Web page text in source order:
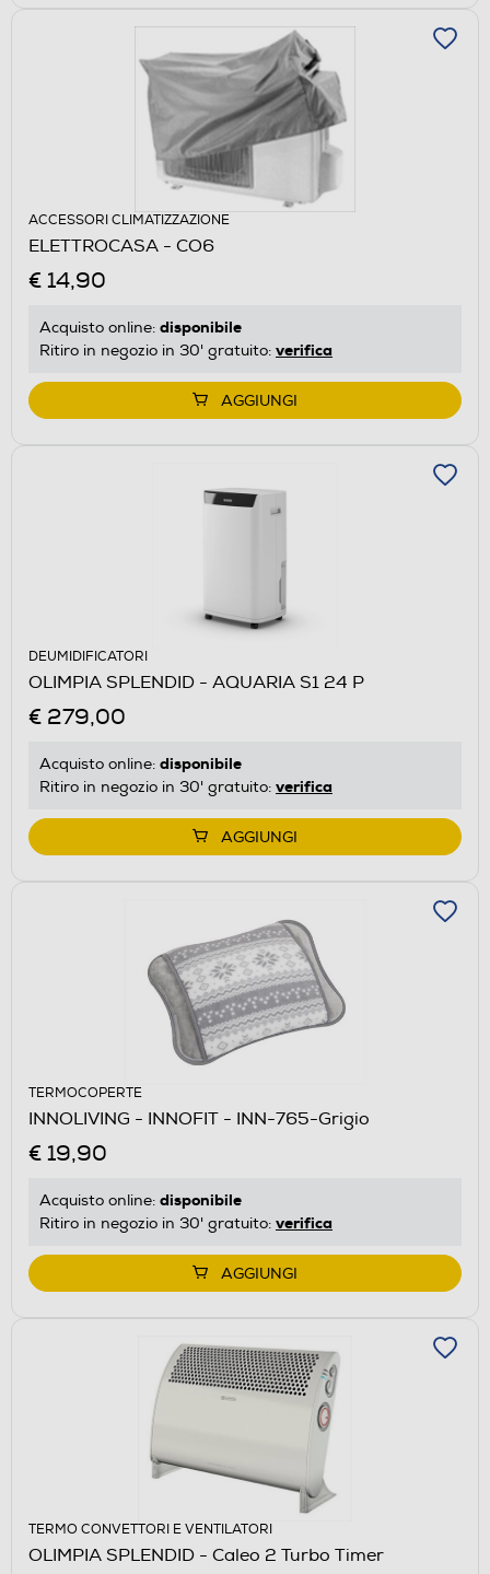
ACCESSORI CLIMATIZZAZIONE
ELETTROCASA - CO6
€ 14,90
Acquisto online: disponibile
Ritiro in negozio in 30' gratuito: verifica
AGGIUNGI
DEUMIDIFICATORI
OLIMPIA SPLENDID - AQUARIA S1 24 P
€ 279,00
Acquisto online: disponibile
Ritiro in negozio in 30' gratuito: verifica
AGGIUNGI
TERMOCOPERTE
INNOLIVING - INNOFIT - INN-765-Grigio
€ 19,90
Acquisto online: disponibile
Ritiro in negozio in 30' gratuito: verifica
AGGIUNGI
TERMO CONVETTORI E VENTILATORI
OLIMPIA SPLENDID - Caleo 2 Turbo Timer